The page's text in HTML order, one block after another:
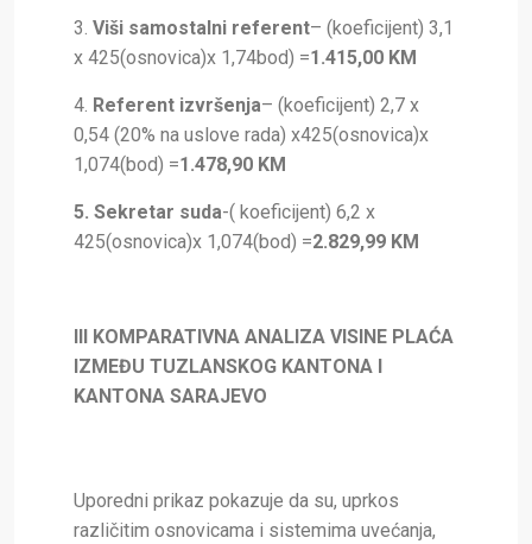
3. Viši samostalni referent– (koeficijent) 3,1
x 425(osnovica)x 1,74bod) =1.415,00 KM
4. Referent izvršenja– (koeficijent) 2,7 x
0,54 (20% na uslove rada) x425(osnovica)x
1,074(bod) =1.478,90 KM
5. Sekretar suda-( koeficijent) 6,2 x
425(osnovica)x 1,074(bod) =2.829,99 KM
III KOMPARATIVNA ANALIZA VISINE PLAĆA
IZMEĐU TUZLANSKOG KANTONA I
KANTONA SARAJEVO
Uporedni prikaz pokazuje da su, uprkos
različitim osnovicama i sistemima uvećanja,